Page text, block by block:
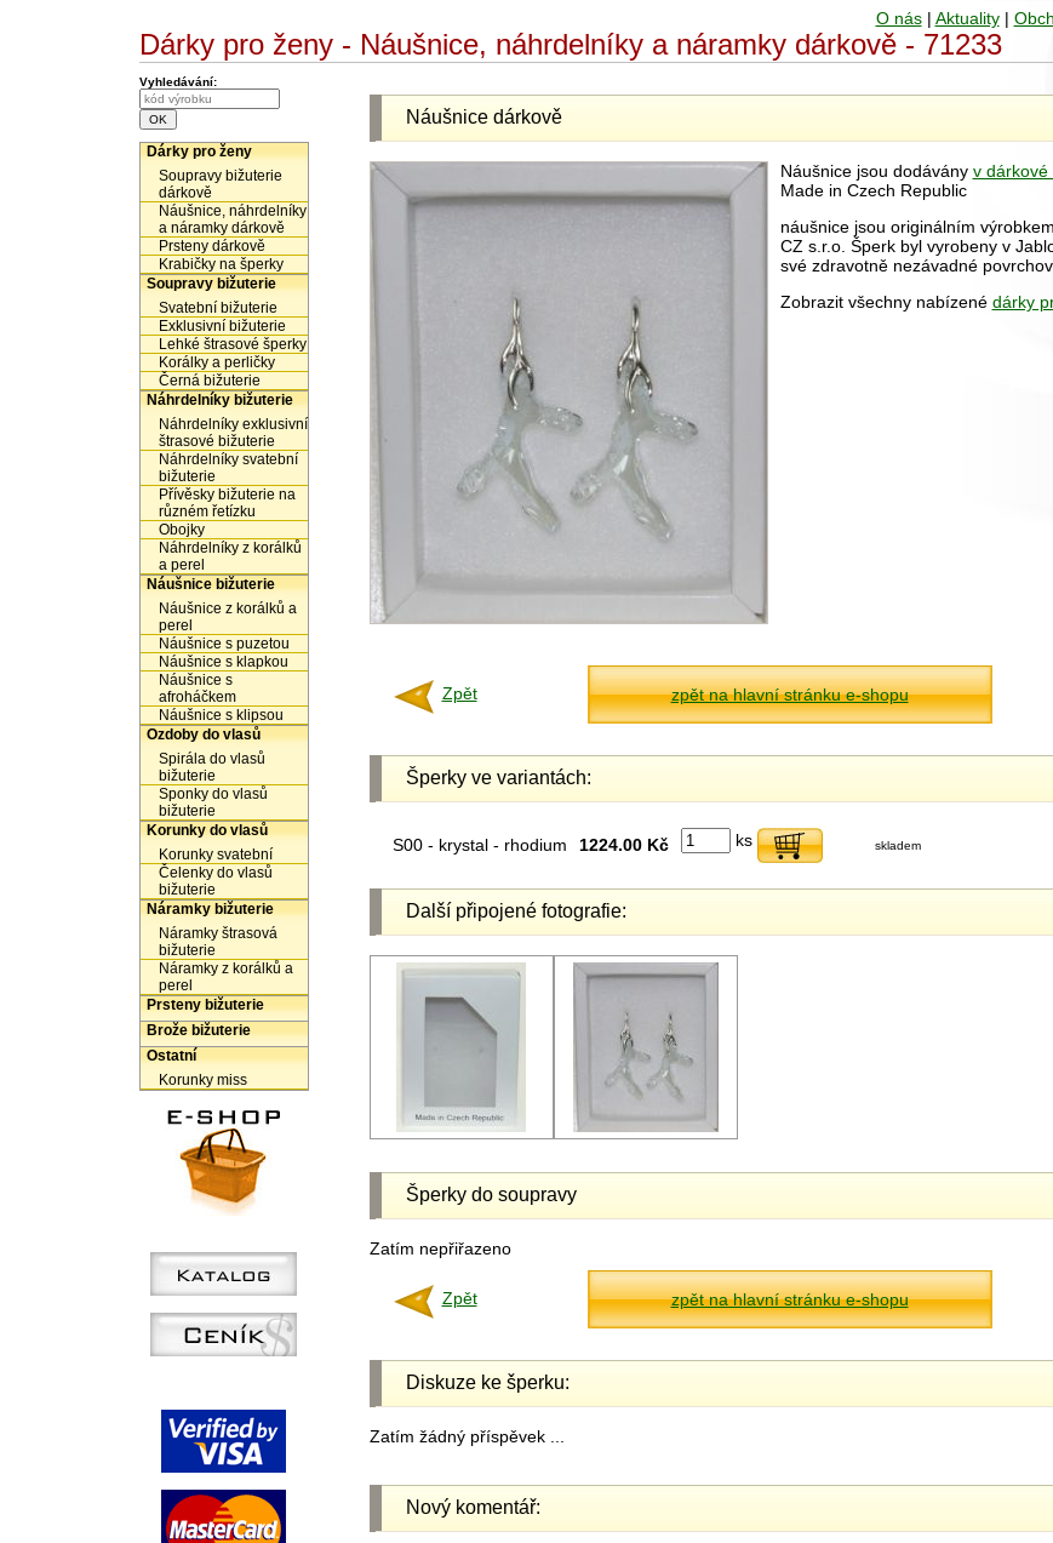
O nás| Aktuality|
Dárky pro ženy - Náušnice, náhrdelníky a náramky dárkově - 71233
Vyhledávání:
Dárky pro ženy
Soupravy bižuterie
dárkově
Náušnice, náhrdelníky
a náramky dárkově
Prsteny dárkově
Krabičky na šperky
Soupravy bižuterie
Svatební bižuterie
Exklusivní bižuterie
Lehké štrasové šperky
Korálky a perličky
Černá bižuterie
Náhrdelníky bižuterie
Náhrdelníky exklusivní
štrasové bižuterie
Náhrdelníky svatební
bižuterie
Přívěsky bižuterie na
různém řetízku
Obojky
Náhrdelníky z korálků
a perel
Náušnice bižuterie
Náušnice z korálků a
perel
Náušnice s puzetou
Náušnice s klapkou
Náušnice s
afroháčkem
Náušnice s klipsou
Ozdoby do vlasů
Spirála do vlasů
bižuterie
Sponky do vlasů
bižuterie
Korunky do vlasů
Korunky svatební
Čelenky do vlasů
bižuterie
Náramky bižuterie
Náramky štrasová
bižuterie
Náramky z korálků a
perel
Prsteny bižuterie
Brože bižuterie
Ostatní
Korunky miss
Náušnice dárkově
Náušnice jsou dodávány v dárkové
Made in Czech Republic
náušnice jsou originálním
CZ s.r.o. Šperk byl vyrobeny v
své zdravotně nezávadné
Zobrazit všechny nabízené dárky
Zpět zpět na hlavní stránku e-shopu
Šperky ve variantách:
S00 - krystal - rhodium 1224.00 Kč ks skladem
Další připojené fotografie:
Šperky do soupravy
Zatím nepřiřazeno
Zpět zpět na hlavní stránku e-shopu
Diskuze ke šperku:
Zatím žádný příspěvek ...
Nový komentář: